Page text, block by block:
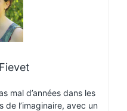
mal d’années dans les
de l’imaginaire, avec un